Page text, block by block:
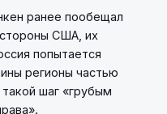
ранее пообещал
США, их
попытается
регионы частью
шаг «грубым